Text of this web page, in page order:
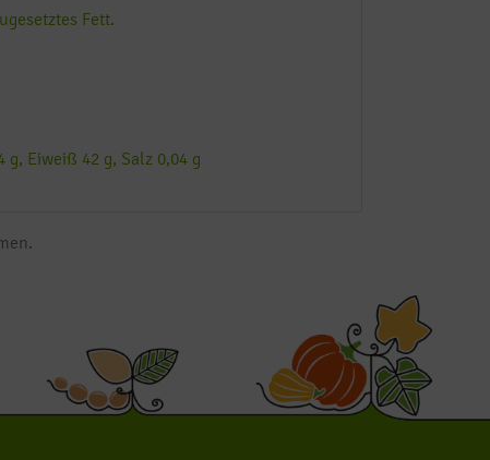
Fett.
Eiweiß 42 g, Salz 0,04 g